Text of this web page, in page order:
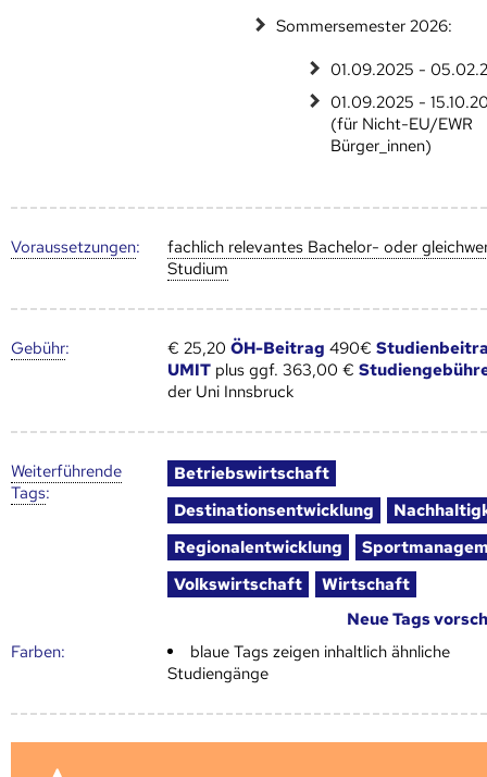
Sommersemester 2026:
01.09.2025 -
01.09.2025 -
(für Nicht-EU/EWR
Bürger_innen)
Voraus­setzungen:
fachlich relevantes Bachelor- oder
Studium
Gebühr: € 25,20ÖH-Beitrag 490€
UMIT plus ggf. 363,00 €
der Uni Innsbruck
Weiter­führende
Tags:
Betriebswirtschaft
Destinationsentwicklung
Regionalentwicklung
Volkswirtschaft
Wirtschaft
Neue Tags
Farben:
blaue Tags zeigen inhaltlich ähnliche
Studiengänge